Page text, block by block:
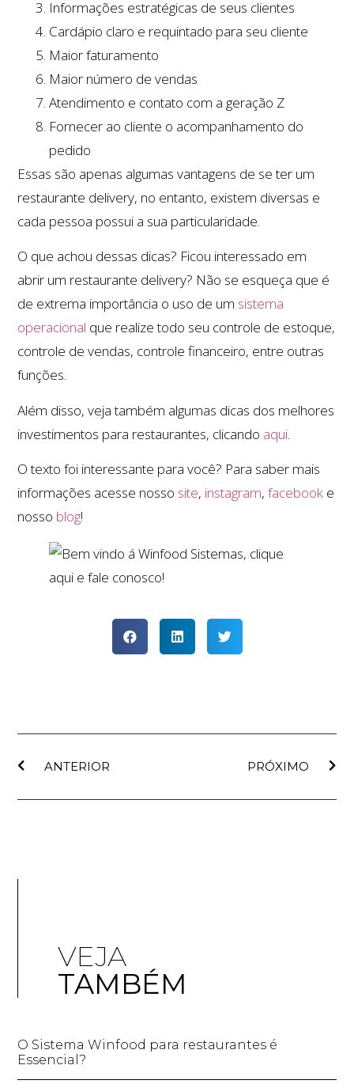
Informações estratégicas de seus clientes
Cardápio claro e requintado para seu cliente
Maior faturamento
Maior número de vendas
Atendimento e contato com a geração Z
Fornecer ao cliente o acompanhamento do
pedido
Essas são apenas algumas vantagens de se ter um
restaurante delivery, no entanto, existem diversas e
cada pessoa possui a sua particularidade.
O que achou dessas dicas? Ficou interessado em
abrir um restaurante delivery? Não se esqueça que é
de extrema importância o uso de um sistema
operacional que realize todo seu controle de estoque,
controle de vendas, controle financeiro, entre outras
funções.
Além disso, veja também algumas dicas dos melhores
investimentos para restaurantes, clicando aqui
O texto foi interessante para você? Para saber mais
informações acesse nosso site, instagram,facebook e
nosso blog!
ANTERIOR PRÓXIMO
VEJA
TAMBÉM
O Sistema Winfood para restaurantes é
Essencial?